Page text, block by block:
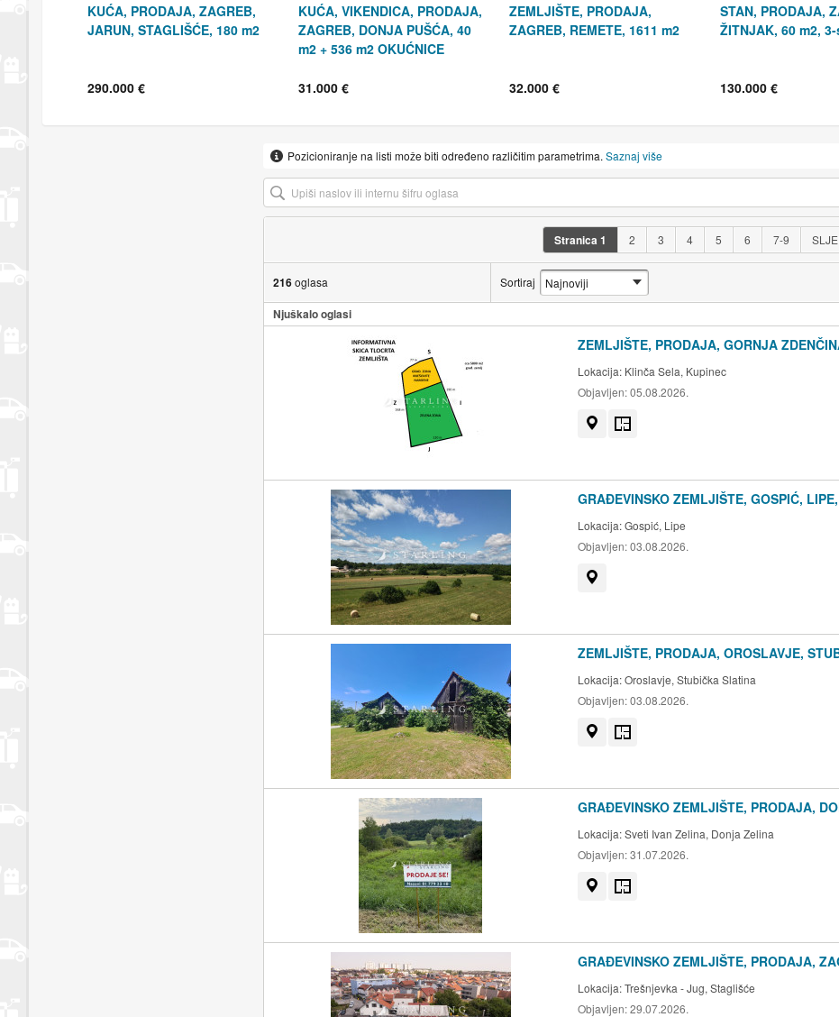
KUĆA, PRODAJA, ZAGREB,
JARUN, STAGLIŠĆE, 180 m2
290.000 €
KUĆA, VIKENDICA, PRODAJA,
ZAGREB, DONJA PUŠĆA, 40
m2 + 536 m2 OKUĆNICE
31.000 €
ZEMLJIŠTE, PRODAJA,
ZAGREB, REMETE, 1611 m2
32.000 €
STAN, PRODAJA,
ŽITNJAK, 60 m2,
130.000 €
Pozicioniranje na listi može biti određeno različitim parametrima. Saznaj više
Stranica1 2 3 4 5 6 7-9
216oglasa Sortiraj
Njuškalo oglasi
ZEMLJIŠTE, PRODAJA, GORNJA
Lokacija: Klinča Sela, Kupinec
Objavljen:05.08.2026.
GRAĐEVINSKO ZEMLJIŠTE, GOSPIĆ,
Lokacija:Gospić, Lipe
Objavljen:03.08.2026.
ZEMLJIŠTE, PRODAJA, OROSLAVJE,
Lokacija:Oroslavje, Stubička Slatina
Objavljen:03.08.2026.
GRAĐEVINSKO ZEMLJIŠTE, PRODAJA,
Lokacija:Sveti Ivan Zelina, Donja Zelina
Objavljen:31.07.2026.
GRAĐEVINSKO ZEMLJIŠTE, PRODAJA,
Lokacija:Trešnjevka - Jug, Staglišće
Objavljen:29.07.2026.